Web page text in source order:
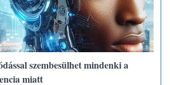
szembesülhet mindenki a
miatt